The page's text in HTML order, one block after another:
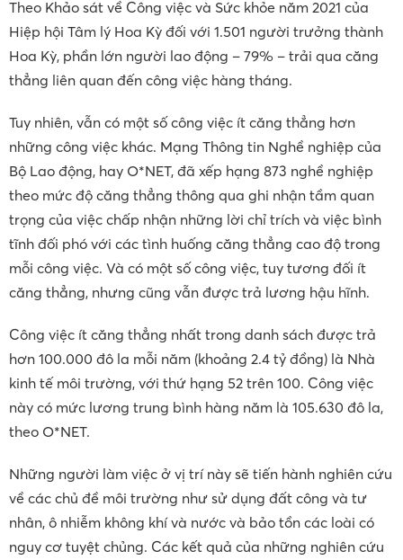
Theo Khảo sát về Công việc và Sức khỏe năm 2021 của
Hiệp hội Tâm lý Hoa Kỳ đối với 1.501 người trưởng thành
Hoa Kỳ, phần lớn người lao động – 79% – trải qua căng
thẳng liên quan đến công việc hàng tháng.
Tuy nhiên, vẫn có một số công việc ít căng thẳng hơn
những công việc khác. Mạng Thông tin Nghề nghiệp của
Bộ Lao động, hay O*NET, đã xếp hạng 873 nghề nghiệp
theo mức độ căng thẳng thông qua ghi nhận tầm quan
trọng của việc chấp nhận những lời chỉ trích và việc bình
tĩnh đối phó với các tình huống căng thẳng cao độ trong
mỗi công việc. Và có một số công việc, tuy tương đối ít
căng thẳng, nhưng cũng vẫn được trả lương hậu hĩnh.
Công việc ít căng thẳng nhất trong danh sách được trả
hơn 100.000 đô la mỗi năm (khoảng 2.4 tỷ đồng) là Nhà
kinh tế môi trường, với thứ hạng 52 trên 100. Công việc
này có mức lương trung bình hàng năm là 105.630 đô la,
theo O*NET.
Những người làm việc ở vị trí này sẽ tiến hành nghiên cứu
về các chủ đề môi trường như sử dụng đất công và tư
nhân, ô nhiễm không khí và nước và bảo tồn các loài có
nguy cơ tuyệt chủng. Các kết quả của những nghiên cứu